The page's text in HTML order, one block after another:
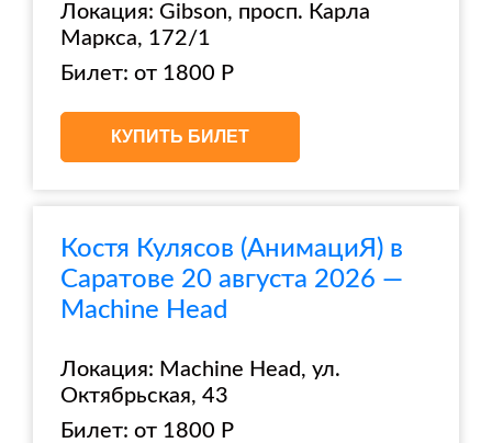
Локация: Gibson, просп. Карла
Маркса, 172/1
Билет: от 1800 Р
КУПИТЬ БИЛЕТ
Костя Кулясов (АнимациЯ) в
Саратове 20 августа 2026 —
Machine Head
Локация: Machine Head, ул.
Октябрьская, 43
Билет: от 1800 Р